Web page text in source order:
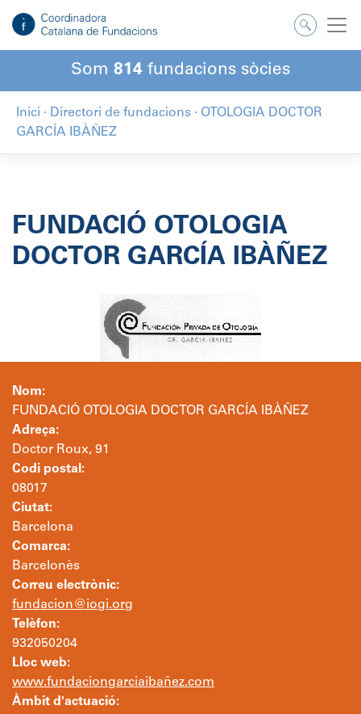
contingut
Som 814 fundacions sòcies
Inici · Directori de fundacions · OTOLOGIA DOCTOR
GARCÍA IBÀÑEZ
FUNDACIÓ OTOLOGIA
DOCTOR GARCÍA IBÀÑEZ
Nom:
FUNDACIÓ OTOLOGIA DOCTOR GARCÍA IBÀÑEZ
Adreça:
Doctor Roux, 91
Codi postal:
08017
Ciutat:
Barcelona
Comarca:
Barcelonès
Correu electrònic:
fundacion@iogi.org
Telèfon:
932050204
Lloc web:
www.fundaciongarciaibañez.com
Àmbit d'actuació: